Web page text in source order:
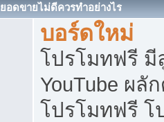
ยอดขายไม่ดีควรทำอย่างไร
บอร์ดใหม่
โปรโมทฟรี มี
YouTube ผลั
โปรโมทฟรี โ